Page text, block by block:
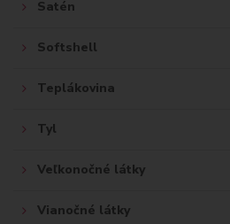
Satén
Softshell
Teplákovina
Tyl
Veľkonočné látky
Vianočné látky